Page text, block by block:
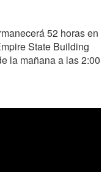
52 horas en
State Building
la mañana a las 2:00